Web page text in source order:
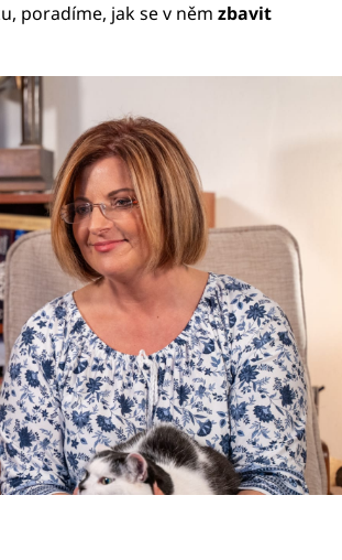
poradíme, jak se v něm zbavit